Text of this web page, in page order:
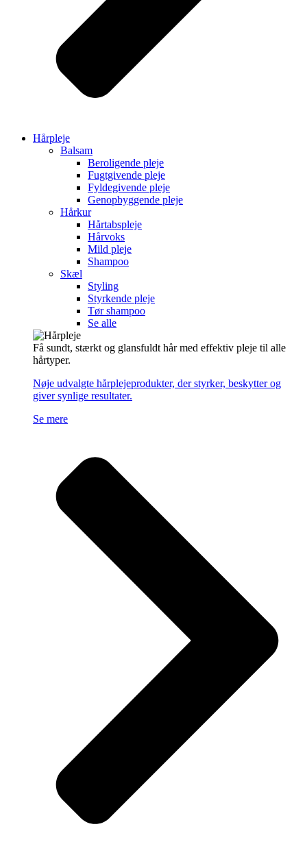
Hårpleje
Balsam
Beroligende pleje
Fugtgivende pleje
Fyldegivende pleje
Genopbyggende pleje
Hårkur
Hårtabspleje
Hårvoks
Mild pleje
Shampoo
Skæl
Styling
Styrkende pleje
Tør shampoo
Se alle
Få sundt, stærkt og glansfuldt hår med effektiv pleje til alle
hårtyper.
Nøje udvalgte hårplejeprodukter, der styrker, beskytter og
giver synlige resultater.
Se mere